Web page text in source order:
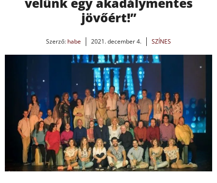
jövőért!”
Szerző: habe 2021. december 4. SZÍNES